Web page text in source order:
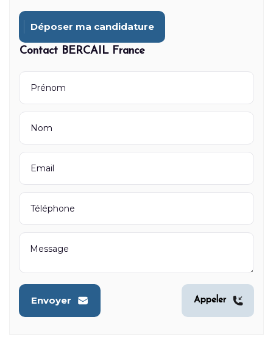
Déposer ma candidature
Contact BERCAIL France
Envoyer Appeler